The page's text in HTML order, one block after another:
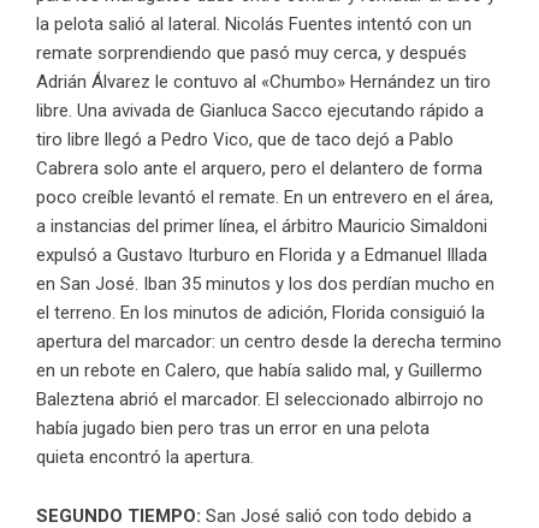
la pelota salió al lateral. Nicolás Fuentes intentó con un
remate sorprendiendo que pasó muy cerca, y después
Adrián Álvarez le contuvo al «Chumbo» Hernández un tiro
libre. Una avivada de Gianluca Sacco ejecutando rápido a
tiro libre llegó a Pedro Vico, que de taco dejó a Pablo
Cabrera solo ante el arquero, pero el delantero de forma
poco creíble levantó el remate. En un entrevero en el área,
a instancias del primer línea, el árbitro Mauricio Simaldoni
expulsó a Gustavo Iturburo en Florida y a Edmanuel Illada
en San José. Iban 35 minutos y los dos perdían mucho en
el terreno. En los minutos de adición, Florida consiguió la
apertura del marcador: un centro desde la derecha termino
en un rebote en Calero, que había salido mal, y Guillermo
Baleztena abrió el marcador. El seleccionado albirrojo no
había jugado bien pero tras un error en una pelota
quieta encontró la apertura.
SEGUNDO TIEMPO: San José salió con todo debido a